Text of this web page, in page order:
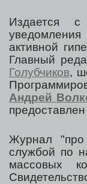
Издается
активной
Главный
Голубчиков,
Андрей
Журнал "про
службой по
массовых